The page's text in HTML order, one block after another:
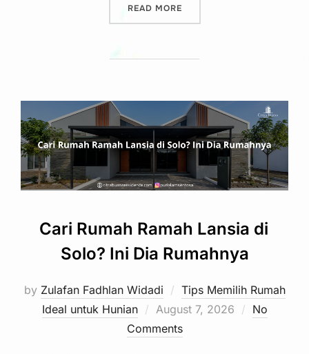
READ MORE“HAL YANG PERLU
Cari Rumah Ramah Lansia di
Solo? Ini Dia Rumahnya
by Zulafan Fadhlan Widadi
Tips Memilih Rumah
Ideal untuk Hunian
Posted
on
August 7, 2026
No
Comments